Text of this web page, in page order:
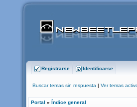
Registrarse Identificarse
Buscar temas sin respuesta | Ver temas
Portal » Índice general